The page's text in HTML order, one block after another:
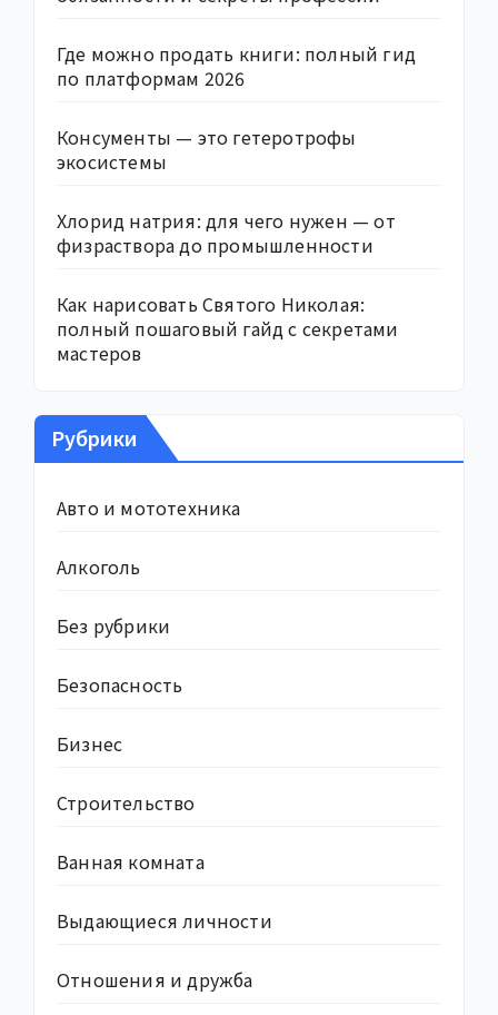
Где можно продать книги: полный гид
по платформам 2026
Консументы — это гетеротрофы
экосистемы
Хлорид натрия: для чего нужен — от
физраствора до промышленности
Как нарисовать Святого Николая:
полный пошаговый гайд с секретами
мастеров
Рубрики
Авто и мототехника
Алкоголь
Без рубрики
Безопасность
Бизнес
Строительство
Ванная комната
Выдающиеся личности
Отношения и дружба